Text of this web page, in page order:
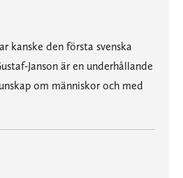
kanske den första svenska
Janson är en underhållande
om människor och med